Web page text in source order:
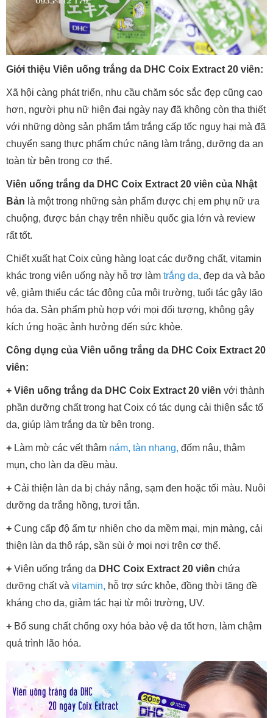
Giới thiệu Viên uống trắng da DHC Coix Extract 20 viên:
Xã hội càng phát triển, nhu cầu chăm sóc sắc đẹp cũng cao
hơn, người phụ nữ hiện đại ngày nay đã không còn tha thiết
với những dòng sản phẩm tắm trắng cấp tốc nguy hại mà đã
chuyển sang thực phẩm chức năng làm trắng, dưỡng da an
toàn từ bên trong cơ thể.
Viên uống trắng da DHC Coix Extract 20 viên của Nhật
Bản là một trong những sản phẩm được chị em phụ nữ ưa
chuộng, được bán chạy trên nhiều quốc gia lớn và review
rất tốt.
Chiết xuất hạt Coix cùng hàng loạt các dưỡng chất, vitamin
khác trong viên uống này hỗ trợ làm trắng da, đẹp da và bảo
vệ, giảm thiểu các tác động của môi trường, tuổi tác gây lão
hóa da. Sản phẩm phù hợp với mọi đối tượng, không gây
kích ứng hoặc ảnh hưởng đến sức khỏe.
Công dụng của Viên uống trắng da DHC Coix Extract 20
viên:
+ Viên uống trắng da DHC Coix Extract 20 viên với thành
phần dưỡng chất trong hạt Coix có tác dụng cải thiện sắc tố
da, giúp làm trắng da từ bên trong.
+ Làm mờ các vết thâm nám, tàn nhang, đốm nâu, thâm
mụn, cho làn da đều màu.
+ Cải thiện làn da bị cháy nắng, sạm đen hoặc tối màu. Nuôi
dưỡng da trắng hồng, tươi tắn.
+ Cung cấp độ ẩm tự nhiên cho da mềm mại, mịn màng, cải
thiện làn da thô ráp, sần sùi ở mọi nơi trên cơ thể.
+ Viên uống trắng da DHC Coix Extract 20 viên chứa
dưỡng chất và vitamin, hỗ trợ sức khỏe, đồng thời tăng đề
kháng cho da, giảm tác hại từ môi trường, UV.
+ Bổ sung chất chống oxy hóa bảo vệ da tốt hơn, làm chậm
quá trình lão hóa.